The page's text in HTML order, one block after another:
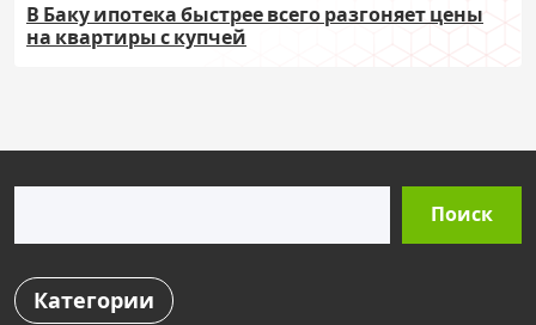
В Баку ипотека быстрее всего разгоняет цены
на квартиры с купчей
Поиск
Категории